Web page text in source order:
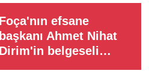
Foça'nın efsane
başkanı Ahmet Nihat
Dirim'in belgeseli